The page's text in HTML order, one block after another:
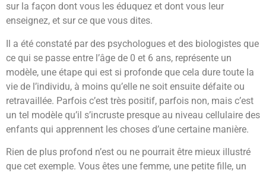
sur la façon dont vous les éduquez et dont vous leur
enseignez, et sur ce que vous dites.
Il a été constaté par des psychologues et des biologistes que
ce qui se passe entre l’âge de 0 et 6 ans, représente un
modèle, une étape qui est si profonde que cela dure toute la
vie de l’individu, à moins qu’elle ne soit ensuite défaite ou
retravaillée. Parfois c’est très positif, parfois non, mais c’est
un tel modèle qu’il s’incruste presque au niveau cellulaire des
enfants qui apprennent les choses d’une certaine manière.
Rien de plus profond n’est ou ne pourrait être mieux illustré
que cet exemple. Vous êtes une femme, une petite fille, un